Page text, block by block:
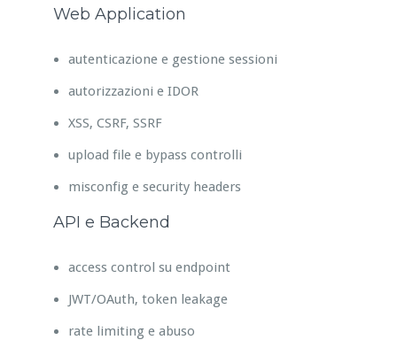
Web Application
autenticazione e gestione sessioni
autorizzazioni e IDOR
XSS, CSRF, SSRF
upload file e bypass controlli
misconfig e security headers
API e Backend
access control su endpoint
JWT/OAuth, token leakage
rate limiting e abuso